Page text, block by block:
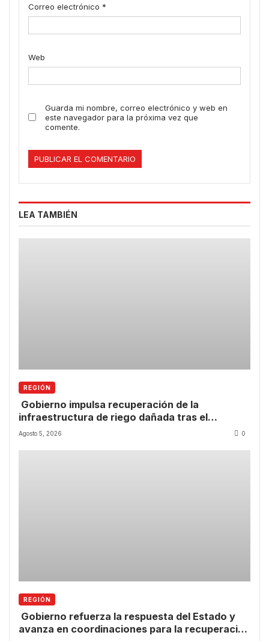
Correo electrónico *
Web
Guarda mi nombre, correo electrónico y web en
este navegador para la próxima vez que
comente.
LEA TAMBIÉN
REGIÓN
Gobierno impulsa recuperación de la
infraestructura de riego dañada tras el
temporal.
Agosto 5, 2026 0
REGIÓN
Gobierno refuerza la respuesta del Estado y
avanza en coordinaciones para la recuperación